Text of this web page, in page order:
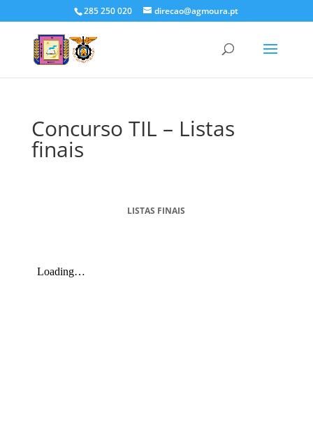
285 250 020 direcao@agmoura.pt
Concurso TIL – Listas
finais
LISTAS FINAIS